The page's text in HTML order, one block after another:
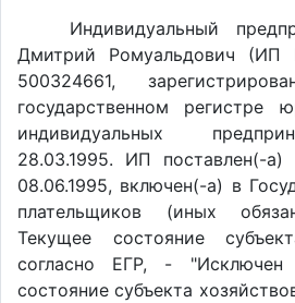
Индивидуальный
Дмитрий Ромуальдович
500324661,
государственном регистре
индивидуальных
28.03.1995. ИП поставлен(-a)
08.06.1995, включен(-a) в
плательщиков (иных
Текущее состояние
согласно ЕГР, -
состояние субъекта